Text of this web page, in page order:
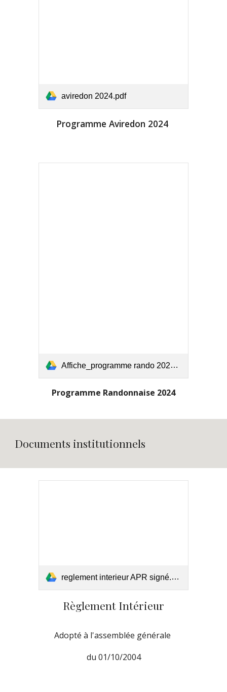
aviredon 2024.pdf
Programme Aviredon 2024
Affiche_programme rando 2024.pdf
Programme Randonnaise 2024
Documents institutionnels
reglement interieur APR signé.pdf
Règlement Intérieur
Adopté à l'assemblée générale
du 01/10/2004